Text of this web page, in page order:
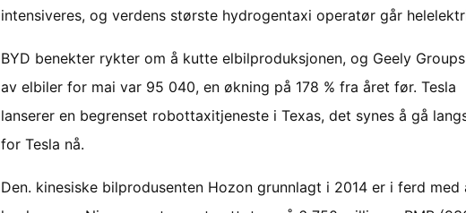
intensiveres, og verdens største hydrogentaxi operatør går
BYD benekter rykter om å kutte elbilproduksjonen, og Geely
av elbiler for mai var 95 040, en økning på 178 % fra året før. Tesla
lanserer en begrenset robottaxitjeneste i Texas, det synes å gå
for Tesla nå.
Den. kinesiske bilprodusenten Hozon grunnlagt i 2014 er i ferd med